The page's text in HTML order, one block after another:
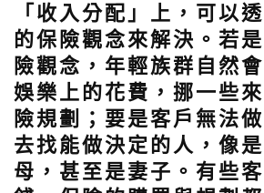
「收入分配」上，可以
的保險觀念來解決。若
險觀念，年輕族群自然
娛樂上的花費，挪一些
險規劃；要是客戶無法
去找能做決定的人，像
母，甚至是妻子。有些